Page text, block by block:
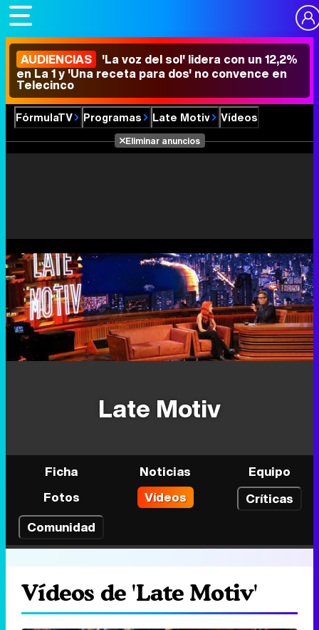
AUDIENCIAS 'La voz del sol' lidera con un 12,2%
en La 1 y 'Una receta para dos' no convence en
Telecinco
FórmulaTV Programas Late Motiv Vídeos
Eliminar anuncios
Late Motiv
Ficha Noticias
Equipo
Fotos
Vídeos
Críticas
Comunidad
Vídeos de 'Late Motiv'